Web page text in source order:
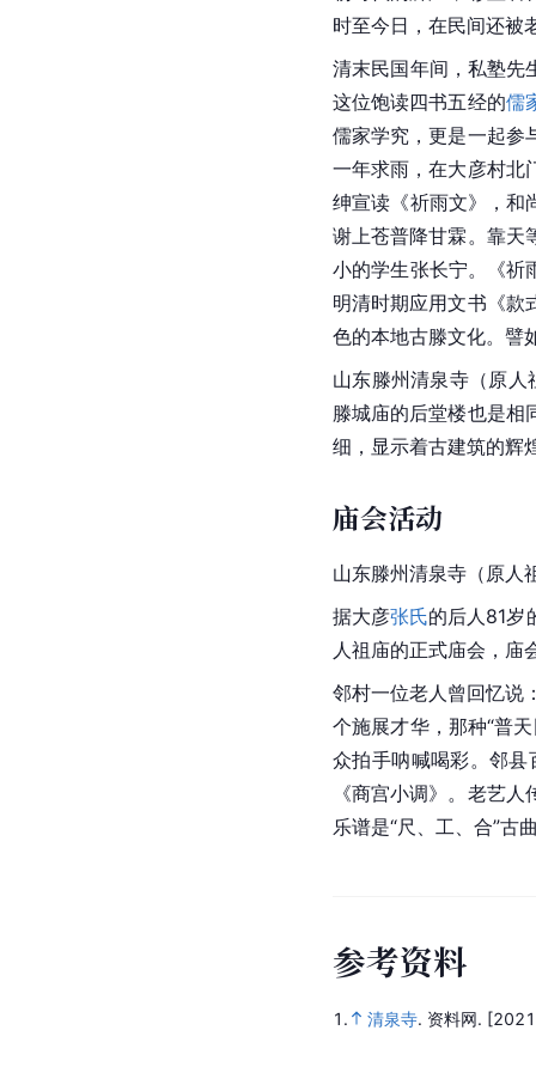
时至今日，在民间还被
清末民国年间，私塾先
这位饱读四书五经的儒
儒家学究，更是一起参
一年求雨，在大彦村北
绅宣读《祈雨文》，和
谢上苍普降甘霖。靠天
小的学生张长宁。《祈
明清时期应用文书《款
色的本地古滕文化。譬
山东滕州清泉寺（原
滕城庙的后堂楼也是相
细，显示着古建筑的辉
庙会活动
山东滕州清泉寺（原人
据大彦张氏的后人81岁
人祖庙的正式庙会，庙
邻村一位老人曾回忆说
个施展才华，那种“普
众拍手呐喊喝彩。邻县
《商宫小调》。老艺
乐谱是“尺、工、合”古
参考资料
1. 清泉寺. 资料网.